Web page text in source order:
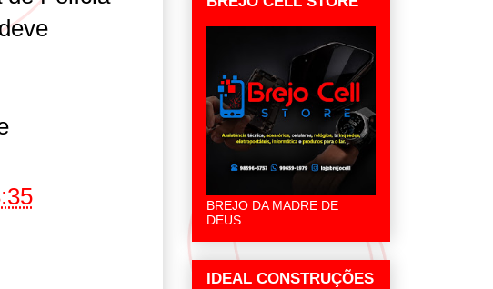
BREJO DA MADRE DE
DEUS
IDEAL CONSTRUÇÕES